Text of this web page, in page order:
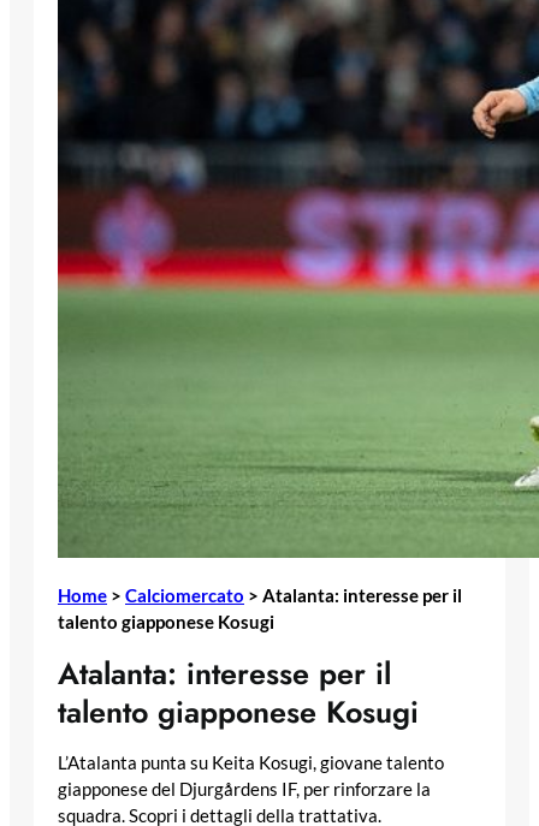
Home > Calciomercato > Atalanta: interesse per il
talento giapponese Kosugi
Atalanta: interesse per il
talento giapponese Kosugi
L’Atalanta punta su Keita Kosugi, giovane talento
giapponese del Djurgårdens IF, per rinforzare la
squadra. Scopri i dettagli della trattativa.